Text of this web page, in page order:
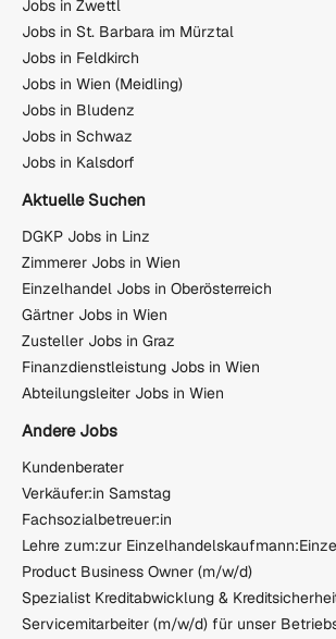
Jobs in Zwettl
Jobs in St. Barbara im Mürztal
Jobs in Feldkirch
Jobs in Wien (Meidling)
Jobs in Bludenz
Jobs in Schwaz
Jobs in Kalsdorf
Aktuelle Suchen
DGKP Jobs in Linz
Zimmerer Jobs in Wien
Einzelhandel Jobs in Oberösterreich
Gärtner Jobs in Wien
Zusteller Jobs in Graz
Finanzdienstleistung Jobs in Wien
Abteilungsleiter Jobs in Wien
Andere Jobs
Kundenberater
Verkäufer:in Samstag
Fachsozialbetreuer:in
Product Business Owner (m/w/d)
Spezialist Kreditabwicklung &
Servicemitarbeiter (m/w/d) für unser